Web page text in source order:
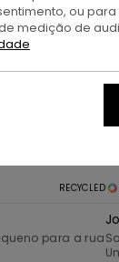
RECYCLED
para a rua
ou
medição de